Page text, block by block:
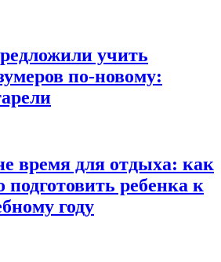
учить
по-новому:
время для отдыха: как
подготовить ребенка к
году